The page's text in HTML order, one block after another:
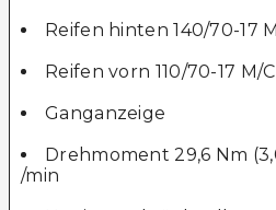
Reifen hinten 140/70-17
Reifen vorn 110/70-17 M/
Ganganzeige
Drehmoment 29,6 Nm
/min